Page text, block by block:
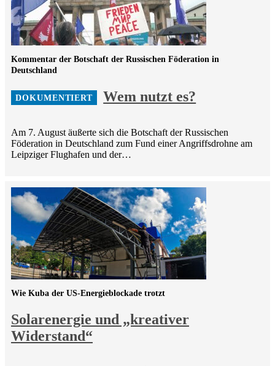
Wem nutzt es?
Kommentar der Botschaft der Russischen Föderation in
Deutschland
Am 7. August äußerte sich die Botschaft der Russischen
Föderation in Deutschland zum Fund einer Angriffsdrohne am
Leipziger Flughafen und der…
Solarenergie und „kreativer
Widerstand“
Wie Kuba der US-Energieblockade trotzt